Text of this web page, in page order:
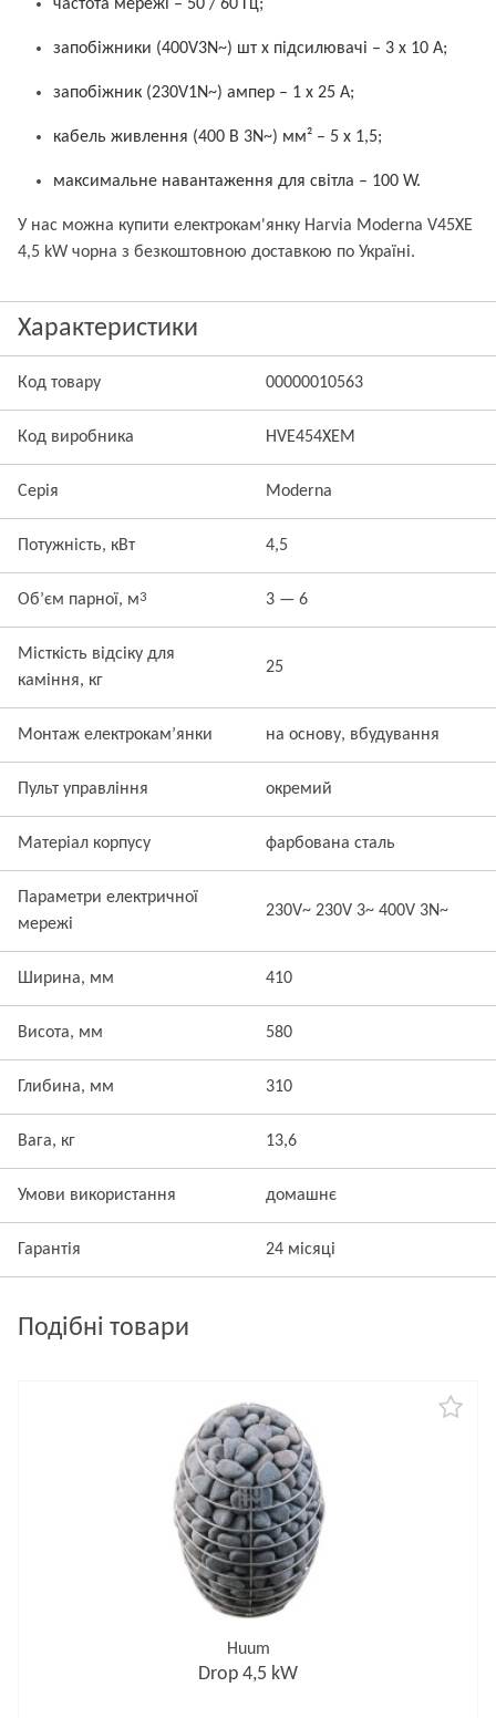
частота мережі – 50 / 60 Гц;
запобіжники (400V3N~) шт х підсилювачі – 3 x 10 А;
запобіжник (230V1N~) ампер – 1 x 25 А;
кабель живлення (400 В 3N~) мм² – 5 x 1,5;
максимальне навантаження для світла – 100 W.
У нас можна купити електрокам'янку Harvia Moderna V45XE
4,5 kW чорна з безкоштовною доставкою по Україні.
Характеристики
Код товару 00000010563
Код виробника HVE454XEM
Серія Moderna
Потужність, кВт 4,5
Об’єм парної, м3 3 — 6
Місткість відсіку для
каміння, кг
25
Монтаж електрокам’янки на основу, вбудування
Пульт управління окремий
Матеріал корпусу фарбована сталь
Параметри електричної
мережі
230V~ 230V 3~ 400V 3N~
Ширина, мм 410
Висота, мм 580
Глибина, мм 310
Вага, кг 13,6
Умови використання домашнє
Гарантія 24 місяці
Подібні товари
Huum
Drop 4,5 kW